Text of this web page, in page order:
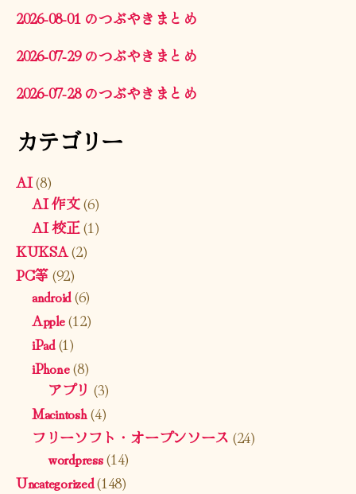
2026-08-01 のつぶやきまとめ
2026-07-29 のつぶやきまとめ
2026-07-28 のつぶやきまとめ
カテゴリー
AI(8)
AI 作文(6)
AI 校正(1)
KUKSA(2)
PC等(92)
android(6)
Apple(12)
iPad(1)
iPhone(8)
アプリ (3)
Macintosh(4)
フリーソフト・オープンソース (24)
wordpress(14)
Uncategorized(148)